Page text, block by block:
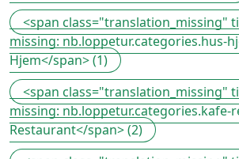
<span class="translation_missing"
missing: nb.loppetur.categories.hus-
Hjem</span> (1)
<span class="translation_missing"
missing: nb.loppetur.categories.kafe-
Restaurant</span> (2)